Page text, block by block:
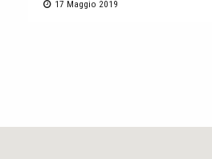
17 Maggio 2019